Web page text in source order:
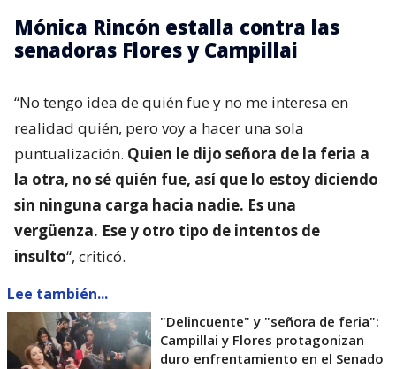
Mónica Rincón estalla contra las
senadoras Flores y Campillai
“No tengo idea de quién fue y no me interesa en
realidad quién, pero voy a hacer una sola
puntualización. Quien le dijo señora de la feria a
la otra, no sé quién fue, así que lo estoy diciendo
sin ninguna carga hacia nadie. Es una
vergüenza. Ese y otro tipo de intentos de
insulto“, criticó.
Lee también...
"Delincuente" y "señora de feria":
Campillai y Flores protagonizan
duro enfrentamiento en el Senado